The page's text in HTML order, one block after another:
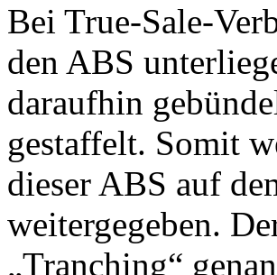
Bei True-Sale-
den ABS
daraufhin
gestaffelt. Somit
dieser ABS auf
weitergegeben.
„Tranching“